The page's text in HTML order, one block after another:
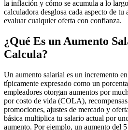
la inflación y cómo se acumula a lo
calculadora desglosa cada aspecto de tu
evaluar cualquier oferta con confianza.
¿Qué Es un Aumento
Calcula?
Un aumento salarial es un incremento
típicamente expresado como un
empleadores otorgan aumentos por
por costo de vida (COLA),
promociones, ajustes de mercado y
básica multiplica tu salario actual por
aumento. Por ejemplo, un aumento del